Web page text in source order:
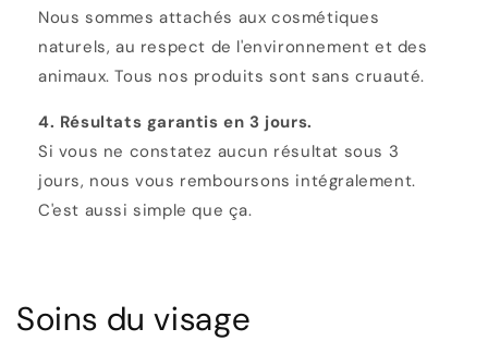
Nous sommes attachés aux cosmétiques
naturels, au respect de l'environnement et des
animaux. Tous nos produits sont sans cruauté.
4. Résultats garantis en 3 jours.
Si vous ne constatez aucun résultat sous 3
jours, nous vous remboursons intégralement.
C'est aussi simple que ça.
Soins du visage